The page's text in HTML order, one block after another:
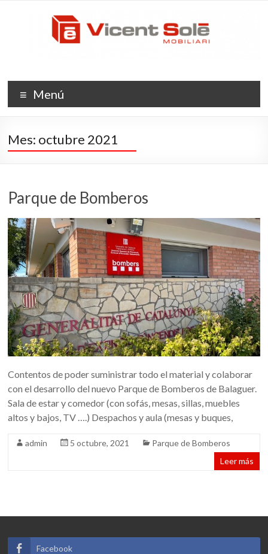
Vicent
evolución
Menú
Mes: octubre 2021
Parque de Bomberos
Contentos de poder suministrar todo el material y colaborar
con el desarrollo del nuevo Parque de Bomberos de Balaguer.
Sala de estar y comedor (con sofás, mesas, sillas, muebles
altos y bajos, TV ….) Despachos y aula (mesas y buques,
admin 5 octubre, 2021
Parque de Bomberos
Leer más
Facebook